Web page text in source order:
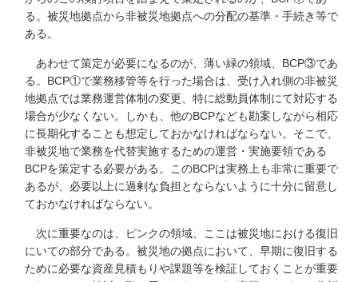
る。被災地拠点から非被災地拠点への分配の基準・手続き等で
ある。
あわせて策定が必要になるのが、薄い緑の領域、BCP③であ
る。BCP①で業務移管等を行った場合は、受け入れ側の非被災
地拠点では業務運営体制の変更、特に総動員体制にて対応する
場合が少なくない。しかも、他のBCPなども勘案しながら相応
に長期化することも想定しておかなければならない。そこで、
非被災地で業務を代替実施するための運営・実施要領である
BCPを策定する必要がある。このBCPは実務上も非常に重要で
あるが、必要以上に過剰な負担とならないように十分に留意し
ておかなければならない。
次に重要なのは、ピンクの領域、ここは被災地における復旧
にいての部分である。被災地の拠点において、早期に復旧する
ために必要な資産見積もりや課題等を検証しておくことが重要